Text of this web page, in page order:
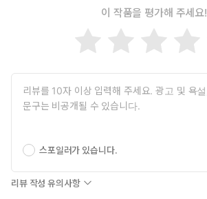
이 작품을 평가해 주세요!
스포일러가 있습니다.
리뷰 작성 유의사항